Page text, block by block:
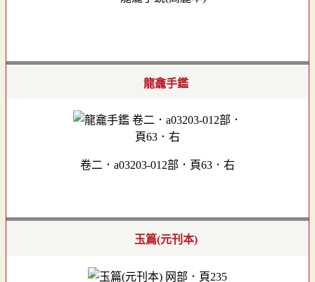
龍龕手鑑
卷二．a03203-012部．頁63．右
玉篇(元刊本)